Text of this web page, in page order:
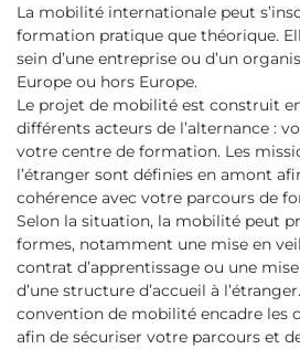
La mobilité internationale peut
formation pratique que théorique.
sein d’une entreprise ou d’un
Europe ou hors Europe.
Le projet de mobilité est construit
différents acteurs de l’alternance :
votre centre de formation. Les
l’étranger sont définies en amont
cohérence avec votre parcours de
Selon la situation, la mobilité peut
formes, notamment une mise en
contrat d’apprentissage ou une
d’une structure d’accueil à
convention de mobilité encadre les
afin de sécuriser votre parcours et